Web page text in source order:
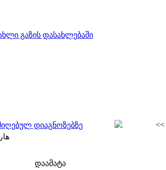
გაზის დასახლებაში
დიაგნოზებზე <<
დაამატა